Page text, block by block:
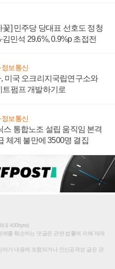
꽃] 민주당 당대표 선호도 정청
김민석 29.6%, 0.9%p 초접전
정보통신
미국 오크리지국립연구소와
트펌프 개발하기로
정보통신
스 통합노조 설립 움직임 본격
체계 불만에 3500명 결집
대 400byte)
를 훼손하는 댓글은 관련 법률에 의해 제재
가 내용에 포함되거나 인신공격성 글은 관